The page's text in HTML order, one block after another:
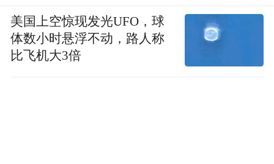
美国上空惊现发光UFO，球
体数小时悬浮不动，路人称
比飞机大3倍